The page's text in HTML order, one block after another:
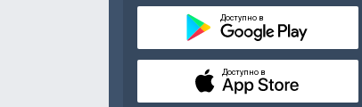
Доступно в
Доступно в